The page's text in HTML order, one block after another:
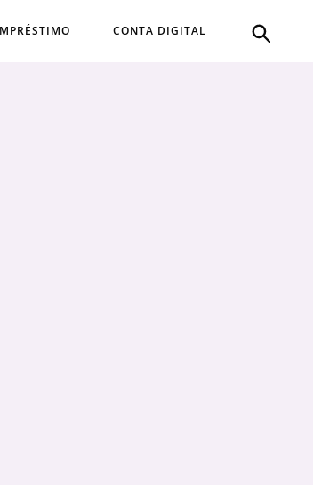
CONTA DIGITAL